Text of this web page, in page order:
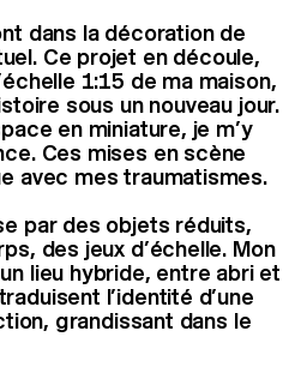
dans la décoration de
Ce projet en découle,
1:15 de ma maison,
sous un nouveau jour.
en miniature, je m’y
Ces mises en scène
avec mes traumatismes.
par des objets réduits,
des jeux d’échelle. Mon
lieu hybride, entre abri et
l’identité d’une
grandissant dans le